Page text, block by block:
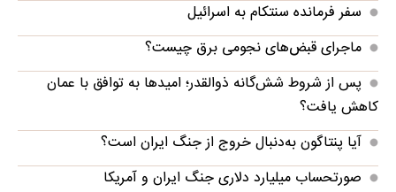
سفر فرمانده سنتکام به اسرائیل
ماجرای قبض‌های نجومی برق چیست؟
پس از شروط شش‌گانه ذوالقدر؛ امیدها به توافق با عمان
کاهش یافت؟
آیا پنتاگون به‌دنبال خروج از جنگ ایران است؟
صورتحساب میلیارد دلاری جنگ ایران و آمریکا